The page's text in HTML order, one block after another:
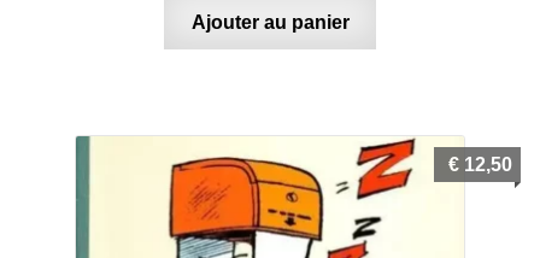
Ajouter au panier
€ 12,50